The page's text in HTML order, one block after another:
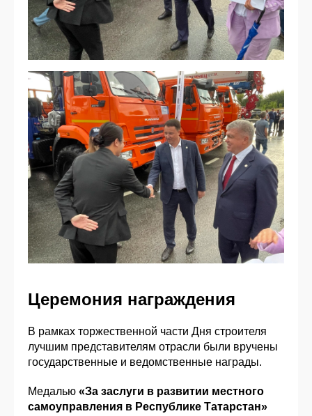
Церемония награждения
В рамках торжественной части Дня строителя
лучшим представителям отрасли были вручены
государственные и ведомственные награды.
Медалью «За заслуги в развитии местного
самоуправления в Республике Татарстан»